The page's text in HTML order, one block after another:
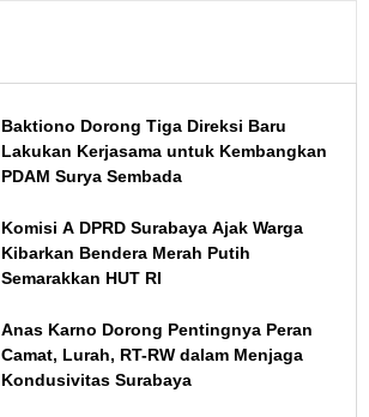
Baktiono Dorong Tiga Direksi Baru
Lakukan Kerjasama untuk Kembangkan
PDAM Surya Sembada
Komisi A DPRD Surabaya Ajak Warga
Kibarkan Bendera Merah Putih
Semarakkan HUT RI
Anas Karno Dorong Pentingnya Peran
Camat, Lurah, RT-RW dalam Menjaga
Kondusivitas Surabaya